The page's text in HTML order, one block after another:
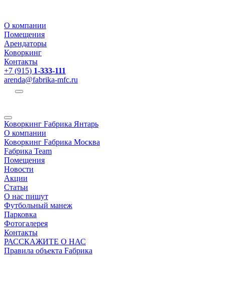
О компании
Помещения
Арендаторы
Коворкинг
Контакты
+7 (915) 1-333-111
arenda@fabrika-mfc.ru
Коворкинг Fабрика Янтарь
О компании
Коворкинг Fабрика Москва
Fабрика Team
Помещения
Новости
Акции
Статьи
О нас пишут
Футбольный манеж
Парковка
Фотогалерея
Контакты
РАССКАЖИТЕ О НАС
Правила объекта Fабрика